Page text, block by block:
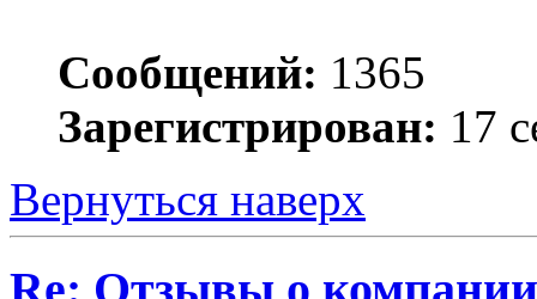
Сообщений: 1365
Зарегистрирован: 17
Вернуться наверх